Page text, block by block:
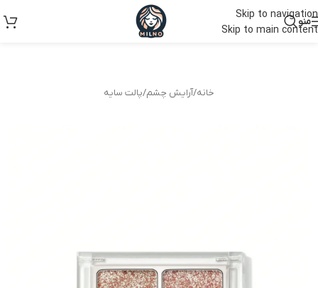
Skip to navigation
Skip to main content
منو
خانه/آرایش چشم/پالت سایه